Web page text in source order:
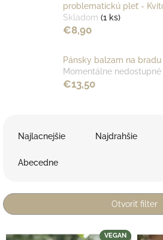
problematickú pleť -
Skladom (1 ks)
€8,90
Pánsky balzam na
Momentálne nedostupné
€13,50
e
p
Najlacnejšie Najdrahšie
Abecedne
Otvoriť filter
V
VEGAN